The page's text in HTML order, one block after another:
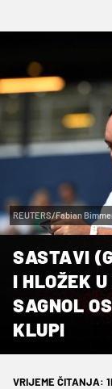
REUTERS/Fabian
SASTAVI
I HLOŽEK
SAGNOL
KLUPI
VRIJEME ČITANJA: